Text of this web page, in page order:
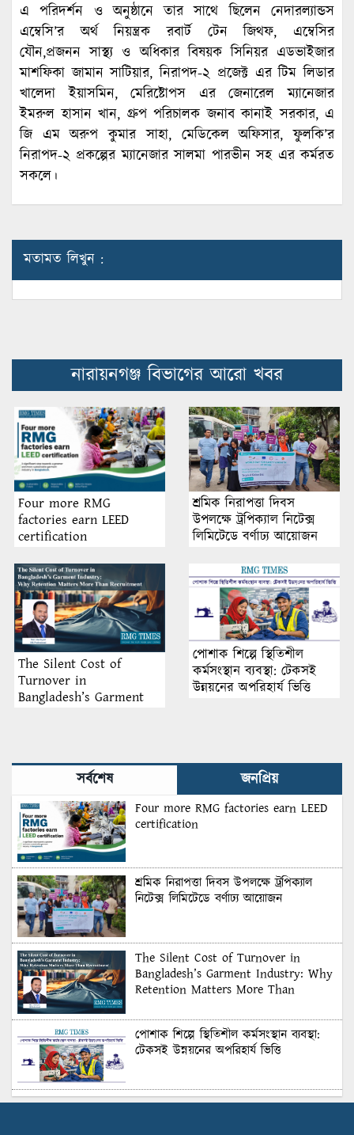
এ পরিদর্শন ও অনুষ্ঠানে তার সাথে ছিলেন নেদারল্যান্ডস
এম্বেসি’র অর্থ নিয়ন্ত্রক রবার্ট টেন জিথফ, এম্বেসির
যৌন,প্রজনন সাস্থ্য ও অধিকার বিষয়ক সিনিয়র এডভাইজার
মাশফিকা জামান সাটিয়ার, নিরাপদ-২ প্রজেক্ট এর টিম লিডার
খালেদা ইয়াসমিন, মেরিষ্টোপস এর জেনারেল ম্যানেজার
ইমরুল হাসান খান, গ্রুপ পরিচালক জনাব কানাই সরকার, এ
জি এম অরুপ কুমার সাহা, মেডিকেল অফিসার, ফুলকি’র
নিরাপদ-২ প্রকল্পের ম্যানেজার সালমা পারভীন সহ এর কর্মরত
সকলে।
মতামত লিখুন :
নারায়নগঞ্জ বিভাগের আরো খবর
Four more RMG
factories earn LEED
certification
শ্রমিক নিরাপত্তা দিবস
উপলক্ষে ট্রপিক্যাল নিটেক্স
লিমিটেডে বর্ণাঢ্য আয়োজন
The Silent Cost of
Turnover in
Bangladesh’s Garment
পোশাক শিল্পে স্থিতিশীল
কর্মসংস্থান ব্যবস্থা: টেকসই
উন্নয়নের অপরিহার্য ভিত্তি
সর্বশেষ জনপ্রিয়
Four more RMG factories earn LEED
certification
শ্রমিক নিরাপত্তা দিবস উপলক্ষে ট্রপিক্যাল
নিটেক্স লিমিটেডে বর্ণাঢ্য আয়োজন
The Silent Cost of Turnover in
Bangladesh’s Garment Industry: Why
Retention Matters More Than
পোশাক শিল্পে স্থিতিশীল কর্মসংস্থান ব্যবস্থা:
টেকসই উন্নয়নের অপরিহার্য ভিত্তি
শুল্কের দেয়াল ভাঙার সুযোগ: মার্কিন বাজারে